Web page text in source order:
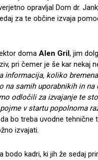
opravljal Dom dr.
za te občine izvaja
doma Alen Gril, jim
pri čemer je še kar nekaj
informacija, koliko
na samih uporabnikih in na
odločili za izvajanje te
v startu popolnoma
bo treba uvodne tehnične
izvajati.
bodo kadri, ki jih že sedaj